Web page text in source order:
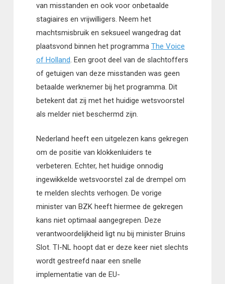
van misstanden en ook voor onbetaalde
stagiaires en vrijwilligers. Neem het
machtsmisbruik en seksueel wangedrag dat
plaatsvond binnen het programma The Voice
of Holland . Een groot deel van de slachtoffers
of getuigen van deze misstanden was geen
betaalde werknemer bij het programma. Dit
betekent dat zij met het huidige wetsvoorstel
als melder niet beschermd zijn.
Nederland heeft een uitgelezen kans gekregen
om de positie van klokkenluiders te
verbeteren. Echter, het huidige onnodig
ingewikkelde wetsvoorstel zal de drempel om
te melden slechts verhogen. De vorige
minister van BZK heeft hiermee de gekregen
kans niet optimaal aangegrepen. Deze
verantwoordelijkheid ligt nu bij minister Bruins
Slot. TI-NL hoopt dat er deze keer niet slechts
wordt gestreefd naar een snelle
implementatie van de EU-